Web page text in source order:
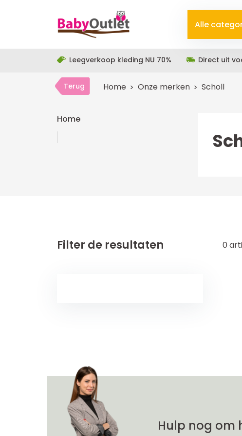
Alle
Leegverkoop kleding NU 70% Direct uit
Terug Home Onze merken Scholl
Home
Filter de resultaten 0
Hulp nog om